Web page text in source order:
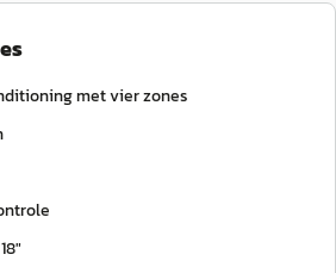
met vier zones